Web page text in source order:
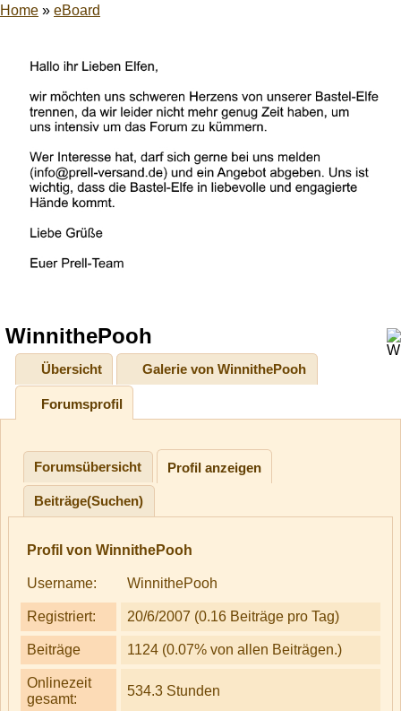
Home » eBoard
WinnithePooh
Übersicht Galerie von WinnithePooh
Forumsprofil
Forumsübersicht Profil anzeigen
Beiträge(Suchen)
Profil von WinnithePooh
Username: WinnithePooh
Registriert: 20/6/2007 (0.16 Beiträge pro Tag)
Beiträge 1124 (0.07% von allen Beiträgen.)
Onlinezeit
gesamt:
534.3 Stunden